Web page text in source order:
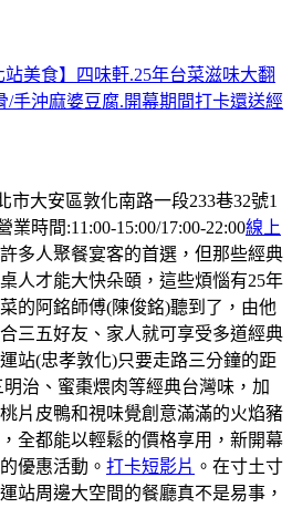
站美食】四味軒.25年台菜滋味大翻
/手沖麻婆豆腐.開幕期間打卡還送經
市大安區敦化南路一段233巷32號1
業時間:11:00-15:00/17:00-22:00線上
多人聚餐宴客的首選，但那些經典
人才能大快朵頤，這些煩惱有25年
的阿銘師傅(陳俊銘)聽到了，由他
三五好友、家人就可享受多道經典
站(忠孝敦化)只要走路三分鐘的距
治、蜜棗煨肉等經典台灣味，加
片皮鴨和視味覺創意滿滿的火焰豬
全都能以輕鬆的價格享用，新開幕
優惠活動。 打卡短影片 。在寸土寸
站周邊大空間的餐廳真不是易事，